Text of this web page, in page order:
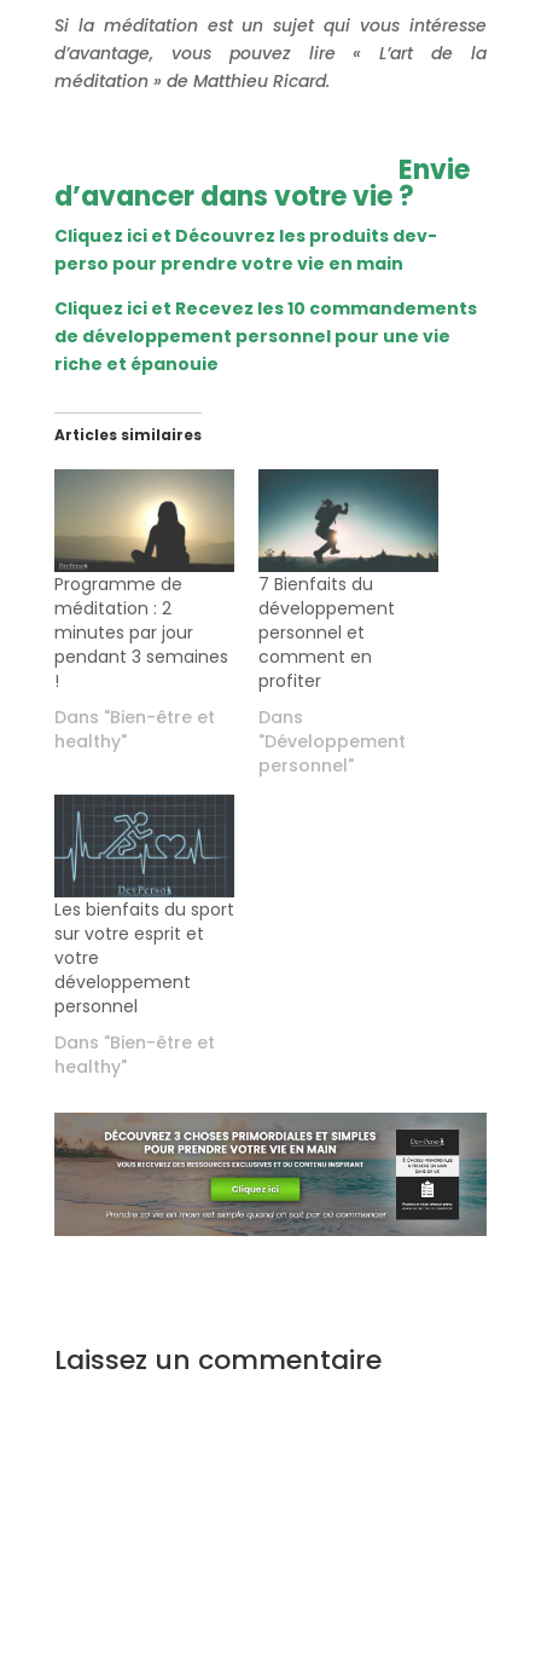
Si la méditation est un sujet qui vous intéresse
d’avantage, vous pouvez lire « L’art de la
méditation » de Matthieu Ricard.
Envie
d’avancer dans votre vie ?
Cliquez ici et Découvrez les produits dev-
perso pour prendre votre vie en main
Cliquez ici et Recevez les 10 commandements
de développement personnel pour une vie
riche et épanouie
Articles similaires
Programme de
méditation : 2
minutes par jour
pendant 3 semaines
!
Dans "Bien-être et
healthy"
7 Bienfaits du
développement
personnel et
comment en
profiter
Dans
"Développement
personnel"
Les bienfaits du sport
sur votre esprit et
votre
développement
personnel
Dans "Bien-être et
healthy"
Laissez un commentaire